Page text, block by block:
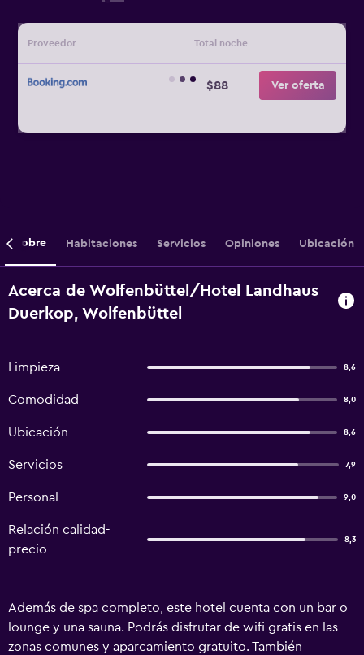
Proveedor Total noche
$88 Ver oferta
Sobre Habitaciones Servicios Opiniones Ubicación
Acerca de Wolfenbüttel/Hotel Landhaus
Duerkop, Wolfenbüttel
Limpieza 8,6
Comodidad 8,0
Ubicación 8,6
Servicios 7,9
Personal 9,0
Relación calidad-
precio
8,3
Además de spa completo, este hotel cuenta con un bar o
lounge y una sauna. Podrás disfrutar de wifi gratis en las
zonas comunes y aparcamiento gratuito. También